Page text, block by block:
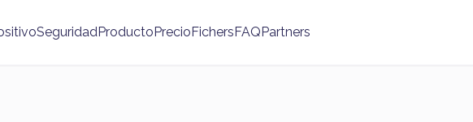
SeguridadProductoPrecioFichersFAQPartners